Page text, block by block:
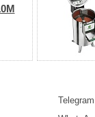
Telegram